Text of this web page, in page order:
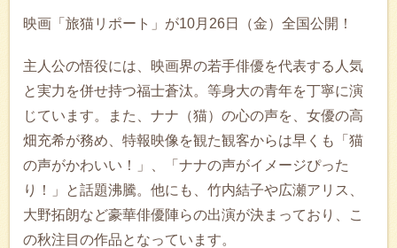
映画「旅猫リポート」が10月26日（金）全国公開！
主人公の悟役には、映画界の若手俳優を代表する人気
と実力を併せ持つ福士蒼汰。等身大の青年を丁寧に演
じています。また、ナナ（猫）の心の声を、女優の高
畑充希が務め、特報映像を観た観客からは早くも「猫
の声がかわいい！」、「ナナの声がイメージぴった
り！」と話題沸騰。他にも、竹内結子や広瀬アリス、
大野拓朗など豪華俳優陣らの出演が決まっており、こ
の秋注目の作品となっています。